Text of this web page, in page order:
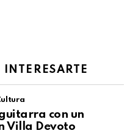
con un
Villa Devoto